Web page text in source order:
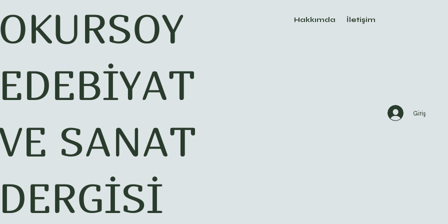
OKURSOY
EDEBİYAT
SANAT
DERGİSİ
Hakkımda İletişim
Giriş